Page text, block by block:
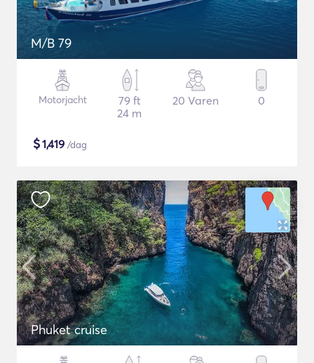
M/B 79
Motorjacht
79 ft
24 m
20 Varen 0
$1,419 /dag
Phuket cruise